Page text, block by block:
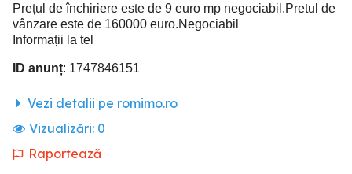
Prețul de închiriere este de 9 euro mp negociabil.Pretul de
vânzare este de 160000 euro.Negociabil
Informații la tel
ID anunț: 1747846151
Vezi detalii pe romimo.ro
Vizualizări: 0
Raportează